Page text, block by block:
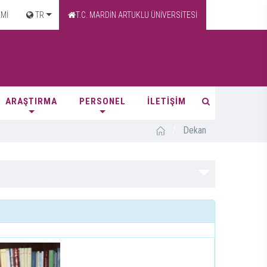
TR T.C. MARDİN ARTUKLU ÜNİVERSİTESİ
ARAŞTIRMA PERSONEL İLETİŞİM
Dekan